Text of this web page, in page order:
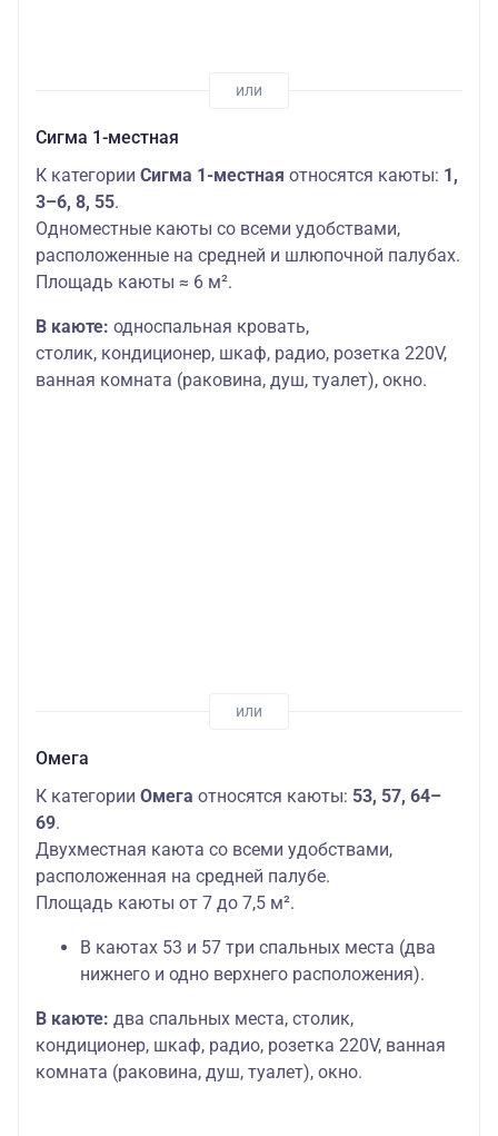
Сигма 1-местная
К категории Сигма 1-местная относятся каюты: 1,
3–6, 8, 55.
Одноместные каюты со всеми удобствами,
расположенные на средней и шлюпочной палубах.
Площадь каюты ≈ 6 м².
В каюте: односпальная кровать,
столик, кондиционер, шкаф, радио, розетка 220V,
ванная комната (раковина, душ, туалет), окно.
Омега
К категории Омега относятся каюты: 53, 57, 64–
69.
Двухместная каюта со всеми удобствами,
расположенная на средней палубе.
Площадь каюты от 7 до 7,5 м².
В каютах 53 и 57 три спальных места (два
нижнего и одно верхнего расположения).
В каюте: два спальных места, столик,
кондиционер, шкаф, радио, розетка 220V, ванная
комната (раковина, душ, туалет), окно.